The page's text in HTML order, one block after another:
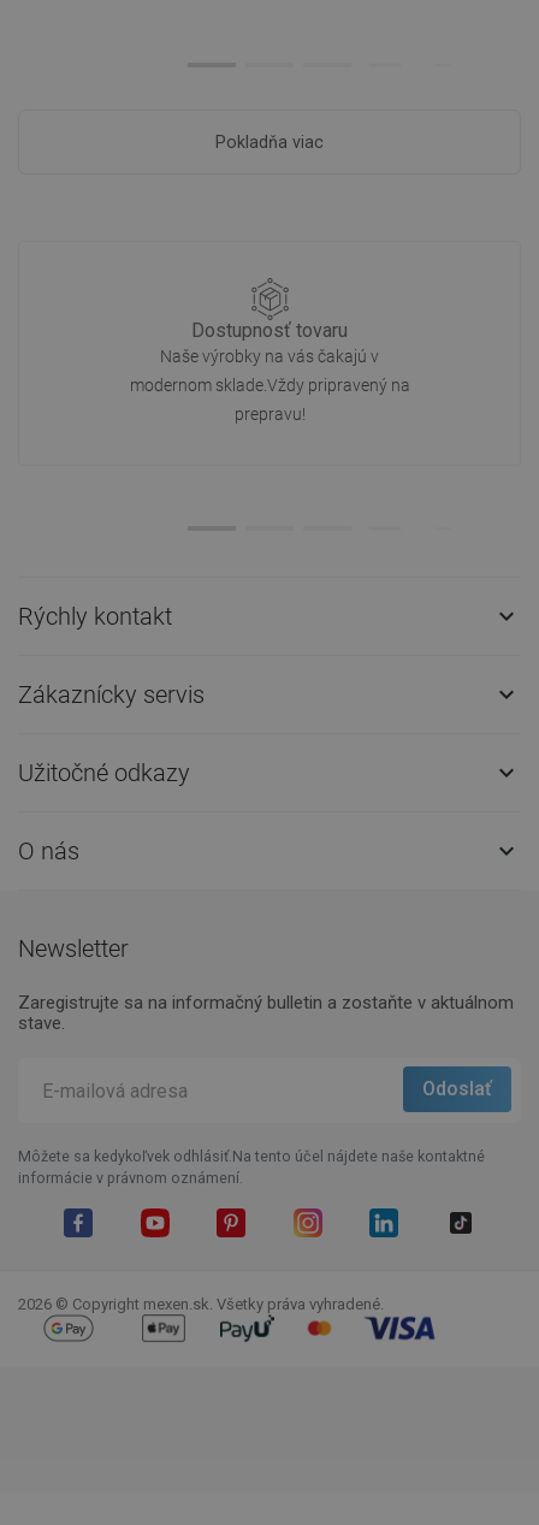
Pokladňa viac
Dostupnosť tovaru
Naše výrobky na vás čakajú v
modernom sklade.Vždy pripravený na
prepravu!
Rýchly kontakt 
Zákaznícky servis 
Užitočné odkazy 
O nás 
Newsletter
Zaregistrujte sa na informačný bulletin a zostaňte v aktuálnom
stave.
Môžete sa kedykoľvek odhlásiť.Na tento účel nájdete naše kontaktné
informácie v právnom oznámení.
2026 © Copyright mexen.sk. Všetky práva vyhradené.